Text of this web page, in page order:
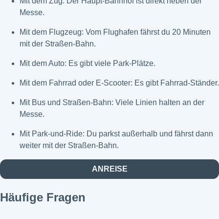
Messe.
Mit dem Flugzeug: Vom Flughafen fährst du 20 Minuten
mit der Straßen-Bahn.
Mit dem Auto: Es gibt viele Park-Plätze.
Mit dem Fahrrad oder E-Scooter: Es gibt Fahrrad-Ständer.
Mit Bus und Straßen-Bahn: Viele Linien halten an der
Messe.
Mit Park-und-Ride: Du parkst außerhalb und fährst dann
weiter mit der Straßen-Bahn.
ANREISE
Häufige Fragen